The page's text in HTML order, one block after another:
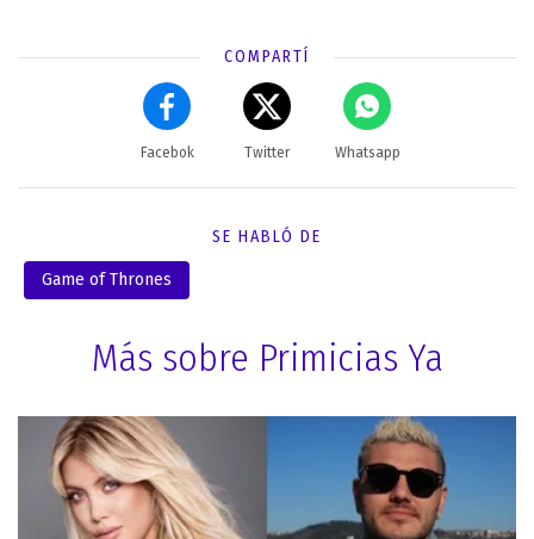
COMPARTÍ
Facebok Twitter Whatsapp
SE HABLÓ DE
Game of Thrones
Más sobre Primicias Ya